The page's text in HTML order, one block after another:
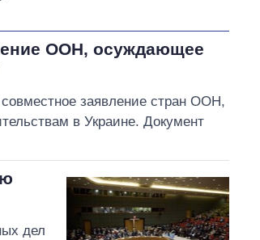
ООН, осуждающее
заявление стран ООН,
в Украине. Документ
дел